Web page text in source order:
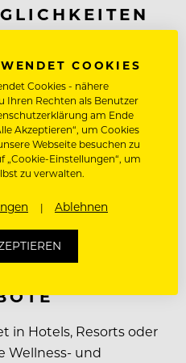
variieren, jedoch liegt
1500 Euro
Arbeitgeber, Land und
dazu noch
Bereitstellung der
JOBS UND S
in Hotels, Resorts oder
Wellness- und
COOKIES
Cookies - nähere
Ihren Rechten als Benutzer
am Ende
Akzeptieren“, um Cookies
Webseite besuchen zu
„Cookie-Einstellungen“, um
zu verwalten.
Ablehnen